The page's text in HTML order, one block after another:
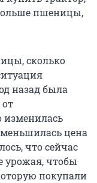
пшеницы,
сколько
назад была
изменилась
цена
что сейчас
урожая, чтобы
покупали